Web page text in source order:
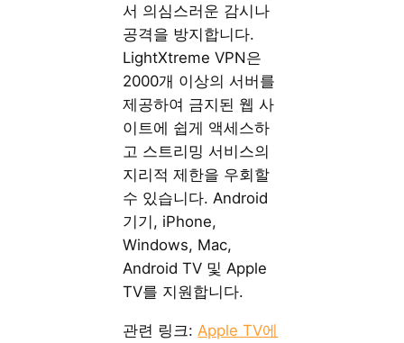
서 의심스러운 감시나
공격을 방지합니다.
LightXtreme VPN은
2000개 이상의 서버를
제공하여 금지된 웹 사
이트에 쉽게 액세스하
고 스트리밍 서비스의
지리적 제한을 우회할
수 있습니다. Android
기기, iPhone,
Windows, Mac,
Android TV 및 Apple
TV를 지원합니다.
관련 링크: Apple TV에